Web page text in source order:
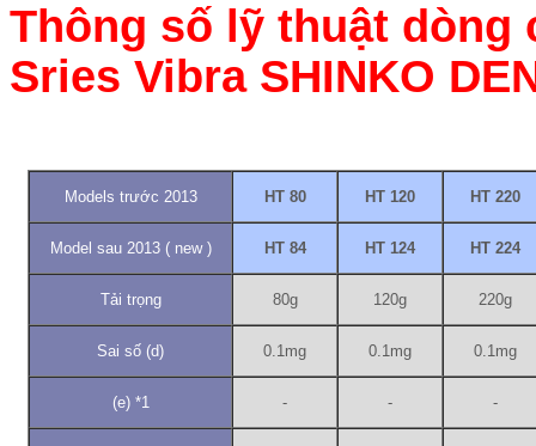
Thông số lỹ thuật dòng
Sries Vibra SHINKO
Models trước 2013 HT 80 HT 120 HT 220
Model sau 2013 ( new ) HT 84 HT 124 HT 224
Tải trọng 80g 120g 220g
Sai số (d) 0.1mg 0.1mg 0.1mg
(e) *1 - - -